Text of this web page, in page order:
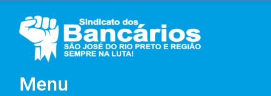
Menu